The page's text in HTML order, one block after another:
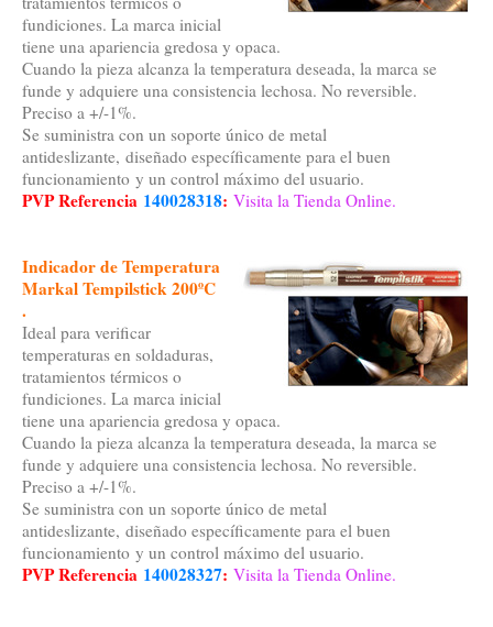
fundiciones. La marca inicial
tiene una apariencia gredosa y opaca.
Cuando la pieza alcanza la temperatura deseada, la marca se
funde y adquiere una consistencia lechosa. No reversible.
Preciso a +/-1%.
Se suministra con un soporte único de metal
antideslizante, diseñado específicamente para el buen
funcionamiento y un control máximo del usuario.
PVP Referencia 140028318: Visita la Tienda Online.
Indicador de Temperatura
Markal Tempilstick 200ºC
.
Ideal para verificar
temperaturas en soldaduras,
tratamientos térmicos o
fundiciones. La marca inicial
tiene una apariencia gredosa y opaca.
Cuando la pieza alcanza la temperatura deseada, la marca se
funde y adquiere una consistencia lechosa. No reversible.
Preciso a +/-1%.
Se suministra con un soporte único de metal
antideslizante, diseñado específicamente para el buen
funcionamiento y un control máximo del usuario.
PVP Referencia 140028327: Visita la Tienda Online.